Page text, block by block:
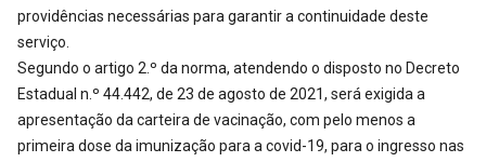
providências necessárias para garantir a continuidade deste
serviço.
Segundo o artigo 2.º da norma, atendendo o disposto no Decreto
Estadual n.º 44.442, de 23 de agosto de 2021, será exigida a
apresentação da carteira de vacinação, com pelo menos a
primeira dose da imunização para a covid-19, para o ingresso nas